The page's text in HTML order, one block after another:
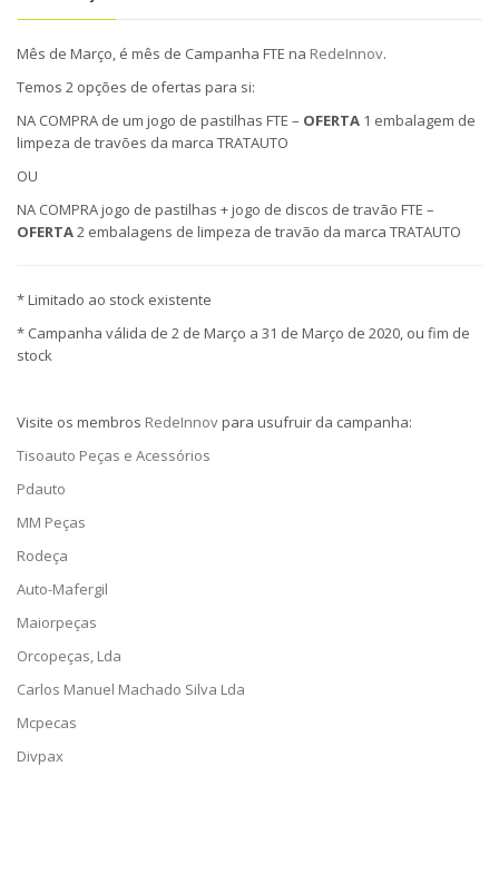
Mês de Março, é mês de Campanha FTE na RedeInnov.
Temos 2 opções de ofertas para si:
NA COMPRA de um jogo de pastilhas FTE – OFERTA 1 embalagem de
limpeza de travões da marca TRATAUTO
OU
NA COMPRA jogo de pastilhas + jogo de discos de travão FTE –
OFERTA2 embalagens de limpeza de travão da marca TRATAUTO
* Limitado ao stock existente
* Campanha válida de 2 de Março a 31 de Março de 2020, ou fim de
stock
Visite os membros RedeInnovpara usufruir da campanha:
Tisoauto Peças e Acessórios
Pdauto
MM Peças
Rodeça
Auto-Mafergil
Maiorpeças
Orcopeças, Lda
Carlos Manuel Machado Silva Lda
Mcpecas
Divpax